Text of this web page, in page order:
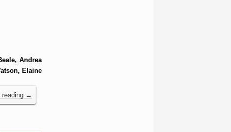
Andrea
Elaine
reading →